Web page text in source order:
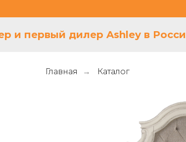
первый дилер Ashley в России
Главная → Каталог